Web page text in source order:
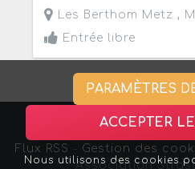
Les Berthom Metz ,
Entrée libre
Flux RSS Gestion des
Association
PARAMÈTRES
ACCEPTER
Nous utilisons des cookies